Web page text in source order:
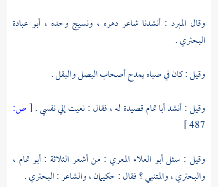
وقال المبرد : أنشدنا شاعر دهره ، ونسيج وحده ، أبو عبادة
البحتري.
وقيل : كان في صباه يمدح أصحاب البصل والبقل .
وقيل : أنشدأبا تمامقصيدة له ، فقال : نعيت إلي نفسي .[ص:
487 ]
وقيل : سئلأبو العلاء المعري : من أشعر الثلاثة :أبو تمام ،
والبحتري،والمتنبي؟ فقال : حكيمان ، والشاعر :البحتري.